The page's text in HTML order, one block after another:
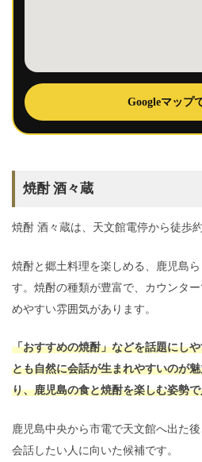
Googleマップ
焼酎 酒々蔵
焼酎 酒々蔵は、天文館電停から徒歩
焼酎と郷土料理を楽しめる、鹿児島
す。焼酎の種類が豊富で、カウンタ
めやすい雰囲気があります。
「おすすめの焼酎」などを話題にし
とも自然に会話が生まれやすいのが
り、鹿児島の食と焼酎を楽しむ姿勢
鹿児島中央から市電で天文館へ出た
会話したい人に向いた候補です。